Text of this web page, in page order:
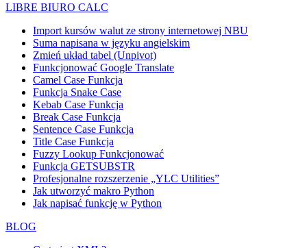
LIBRE BIURO CALC
Import kursów walut ze strony internetowej NBU
Suma napisana w języku angielskim
Zmień układ tabel (Unpivot)
Funkcjonować Google Translate
Camel Case Funkcja
Funkcja Snake Case
Kebab Case Funkcja
Break Case Funkcja
Sentence Case Funkcja
Title Case Funkcja
Fuzzy Lookup Funkcjonować
Funkcja GETSUBSTR
Profesjonalne rozszerzenie „YLC Utilities”
Jak utworzyć makro Python
Jak napisać funkcję w Python
BLOG